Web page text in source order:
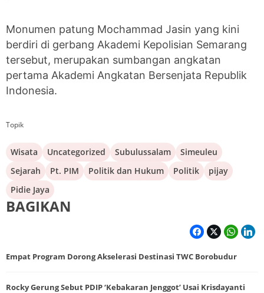
Monumen patung Mochammad Jasin yang kini
berdiri di gerbang Akademi Kepolisian Semarang
tersebut, merupakan sumbangan angkatan
pertama Akademi Angkatan Bersenjata Republik
Indonesia.
Topik
Wisata Uncategorized Subulussalam
Simeuleu
Sejarah
Pt. PIM Politik dan Hukum Politik
pijay
Pidie Jaya
BAGIKAN
Empat Program Dorong Akselerasi Destinasi TWC Borobudur
Rocky Gerung Sebut PDIP ‘Kebakaran Jenggot’ Usai Krisdayanti